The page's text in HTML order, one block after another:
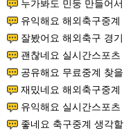
누가봐도 민둥 만들어서 탈북하는것들이나 뭔가
유익해요 해외축구중계 링크 찾기 쉬워서 자
잘봤어요 해외축구 경기 일정 한눈에 보기
괜찮네요 실시간스포츠 정보 확인하기 좋
공유해요 무료중계 찾을 때 여기가 제일 편해
재밌네요 해외축구중계 링크 찾기 쉬워서 자
유익해요 실시간스포츠 정보 확인하기 좋아요.
좋네요 축구중계 생각할 때 도움 되는 팁이 많